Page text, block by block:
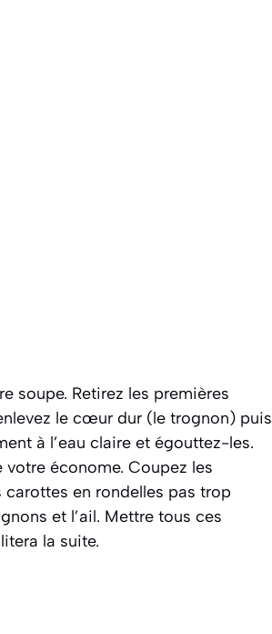
soupe. Retirez les premières
le cœur dur (le trognon) puis
à l’eau claire et égouttez-les.
votre économe. Coupez les
en rondelles pas trop
et l’ail. Mettre tous ces
la suite.